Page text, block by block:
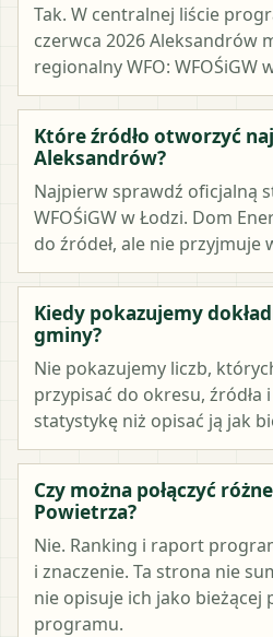
Tak. W centralnej liście
czerwca 2026 Aleksandrów
regionalny WFO: WFOŚiGW
Które źródło otworzyć
Aleksandrów?
Najpierw sprawdź oficjalną
WFOŚiGW w Łodzi. Dom
do źródeł, ale nie przyjmuje
Kiedy pokazujemy
gminy?
Nie pokazujemy liczb,
przypisać do okresu, źródła
statystykę niż opisać ją jak
Czy można połączyć
Powietrza?
Nie. Ranking i raport
i znaczenie. Ta strona nie
nie opisuje ich jako bieżącej
programu.